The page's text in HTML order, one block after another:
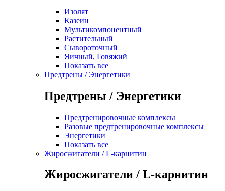
Изолят
Казеин
Мультикомпонентный
Растительный
Сывороточный
Яичный, Говяжий
Показать все
Предтрены / Энергетики
Предтрены / Энергетики
Предтренировочные комплексы
Разовые предтренировочные комплексы
Энергетики
Показать все
Жиросжигатели / L-карнитин
Жиросжигатели / L-карнитин